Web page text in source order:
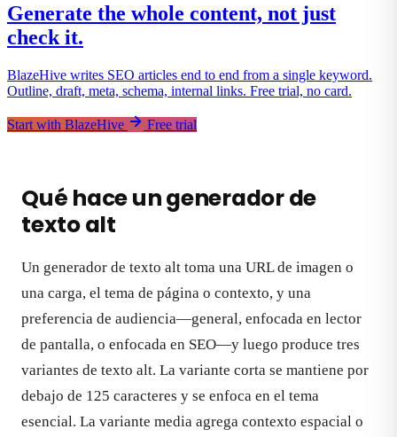
Generate the whole content, not just
check it.
BlazeHive writes SEO articles end to end from a single keyword.
Outline, draft, meta, schema, internal links. Free trial, no card.
Start with BlazeHive Free trial
Qué hace un generador de
texto alt
Un generador de texto alt toma una URL de imagen o
una carga, el tema de página o contexto, y una
preferencia de audiencia—general, enfocada en lector
de pantalla, o enfocada en SEO—y luego produce tres
variantes de texto alt. La variante corta se mantiene por
debajo de 125 caracteres y se enfoca en el tema
esencial. La variante media agrega contexto espacial o